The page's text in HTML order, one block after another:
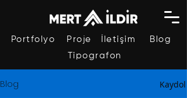
Portfolyo Proje İletişim
Blog
Tipografon
Blog Kaydol